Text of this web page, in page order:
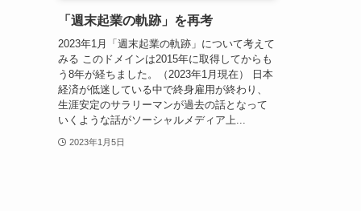
「週末起業の軌跡」を再考
2023年1月「週末起業の軌跡」について考えて
みる このドメインは2015年に取得してからも
う8年が経ちました。（2023年1月現在） 日本
経済が低迷している中で終身雇用が終わり、
生涯安定のサラリーマンが過去の話となって
いくような話がソーシャルメディア上...
2023年1月5日